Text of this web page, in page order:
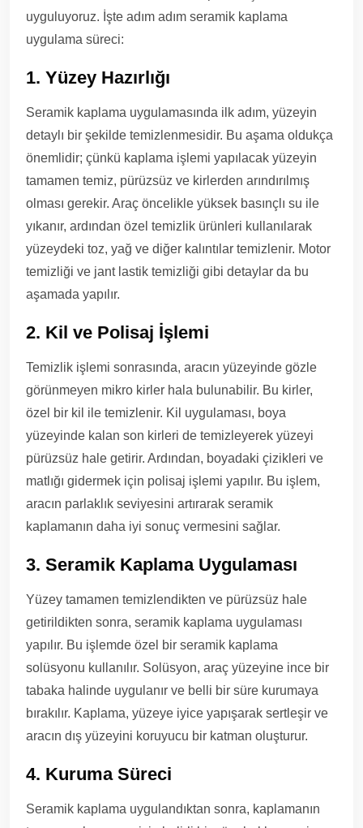
uyguluyoruz. İşte adım adım seramik kaplama
uygulama süreci:
1. Yüzey Hazırlığı
Seramik kaplama uygulamasında ilk adım, yüzeyin
detaylı bir şekilde temizlenmesidir. Bu aşama oldukça
önemlidir; çünkü kaplama işlemi yapılacak yüzeyin
tamamen temiz, pürüzsüz ve kirlerden arındırılmış
olması gerekir. Araç öncelikle yüksek basınçlı su ile
yıkanır, ardından özel temizlik ürünleri kullanılarak
yüzeydeki toz, yağ ve diğer kalıntılar temizlenir. Motor
temizliği ve jant lastik temizliği gibi detaylar da bu
aşamada yapılır.
2. Kil ve Polisaj İşlemi
Temizlik işlemi sonrasında, aracın yüzeyinde gözle
görünmeyen mikro kirler hala bulunabilir. Bu kirler,
özel bir kil ile temizlenir. Kil uygulaması, boya
yüzeyinde kalan son kirleri de temizleyerek yüzeyi
pürüzsüz hale getirir. Ardından, boyadaki çizikleri ve
matlığı gidermek için polisaj işlemi yapılır. Bu işlem,
aracın parlaklık seviyesini artırarak seramik
kaplamanın daha iyi sonuç vermesini sağlar.
3. Seramik Kaplama Uygulaması
Yüzey tamamen temizlendikten ve pürüzsüz hale
getirildikten sonra, seramik kaplama uygulaması
yapılır. Bu işlemde özel bir seramik kaplama
solüsyonu kullanılır. Solüsyon, araç yüzeyine ince bir
tabaka halinde uygulanır ve belli bir süre kurumaya
bırakılır. Kaplama, yüzeye iyice yapışarak sertleşir ve
aracın dış yüzeyini koruyucu bir katman oluşturur.
4. Kuruma Süreci
Seramik kaplama uygulandıktan sonra, kaplamanın